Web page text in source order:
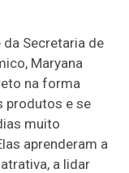
Secretaria de
Maryana
na forma
produtos e se
muito
aprenderam a
a lidar